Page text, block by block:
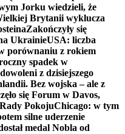
Jorku wiedzieli, że
Brytanii wyklucza
Zakończyły się
UkrainieUSA: liczba
porównaniu z rokiem
spadek w
z dzisiejszego
Bez wojska – ale z
się Forum w Davos,
PokojuChicago: w tym
silne uderzenie
medal Nobla od